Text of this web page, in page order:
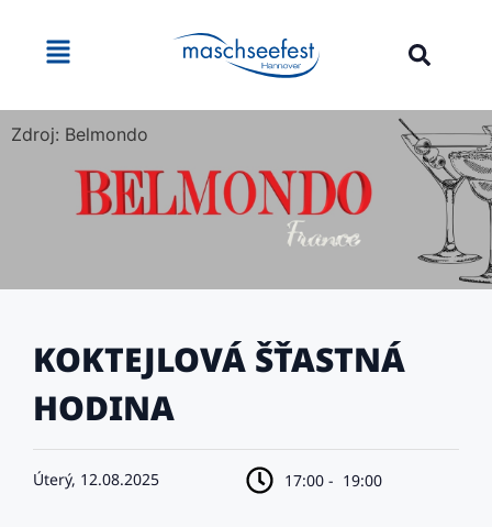
Zdroj: Belmondo
KOKTEJLOVÁ ŠŤASTNÁ
HODINA
Úterý, 12.08.2025 17:00 - 19:00